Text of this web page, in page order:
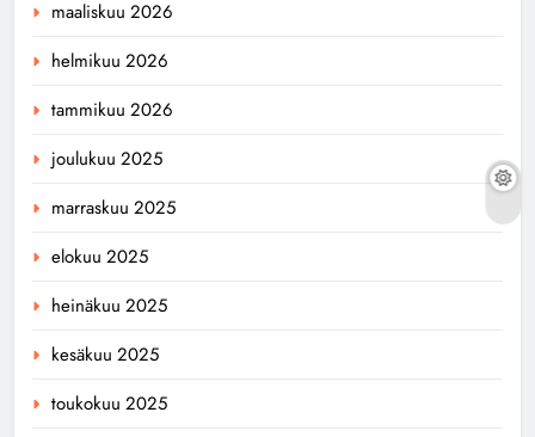
maaliskuu 2026
helmikuu 2026
tammikuu 2026
joulukuu 2025
marraskuu 2025
elokuu 2025
heinäkuu 2025
kesäkuu 2025
toukokuu 2025